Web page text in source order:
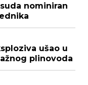
nominiran
ušao u
plinovoda